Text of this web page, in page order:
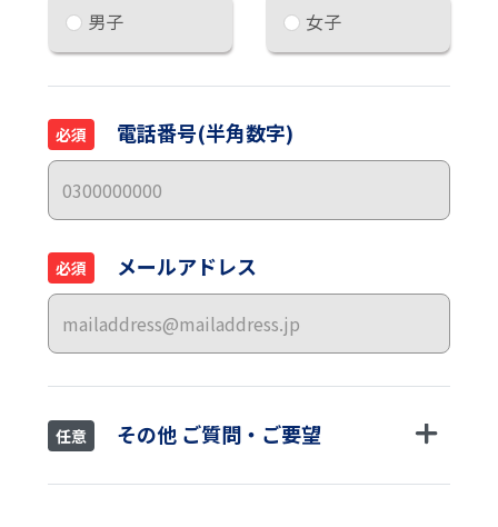
男子 女子
必須 電話番号(半角数字)
必須 メールアドレス
任意 その他 ご質問・ご要望